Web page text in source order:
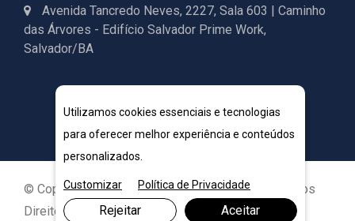
Avenida Tancredo Neves, 2227, Sala 603 | Caminho
das Árvores - Edifício Salvador Prime Work,
Salvador/BA
© Copyright 2026. DIVIA Marketing Digital. Todos os
Direitos Reservados
Utilizamos cookies essenciais e tecnologias
para oferecer melhor experiência e conteúdos
personalizados.
Customizar Política de Privacidade
Rejeitar Aceitar